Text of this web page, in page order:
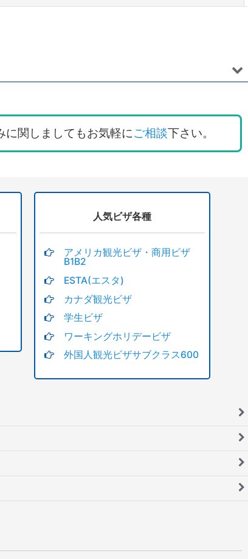
に関しましてもお気軽にご相談下さい。
人気ビザ各種
アメリカ観光ビザ・商用ビザ
B1B2
ESTA(エスタ)
カナダ観光ビザ
学生ビザ
ワーキングホリデービザ
外国人観光ビザサブクラス600